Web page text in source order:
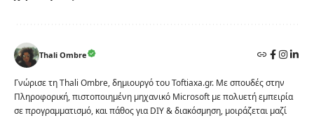
Thali Ombre
Γνώρισε τη Thali Ombre, δημιουργό του Toftiaxa.gr. Με σπουδές στην
Πληροφορική, πιστοποιημένη μηχανικό Microsoft με πολυετή εμπειρία
σε προγραμματισμό, και πάθος για DIY & διακόσμηση, μοιράζεται μαζί